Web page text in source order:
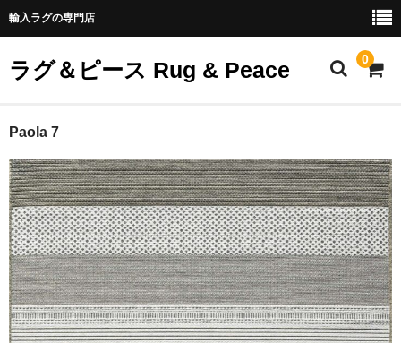
輸入ラグの専門店
ラグ＆ピース Rug & Peace 0
ホーム
全商品
商品カテゴリー
ご利用案内
ABOUT US
Paola 7